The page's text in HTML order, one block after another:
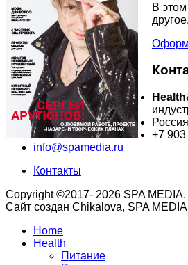
В
другое.
+7
info@spamedia.ru
Контакты
Copyright ©2017- 2026 SPA
Сайт создан Chikalova, SPA
Home
Health
Питание